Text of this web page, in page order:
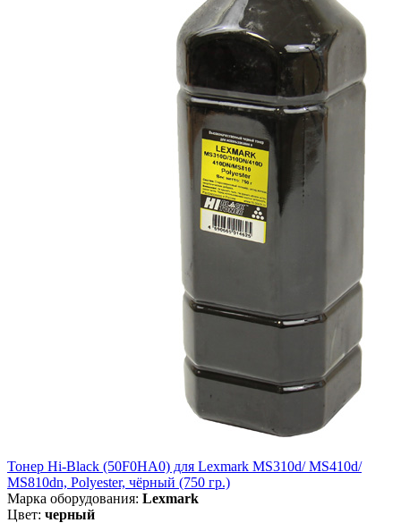
Тонер Hi-Black (50F0HA0) для Lexmark MS310d/ MS410d/
MS810dn, Polyester, чёрный (750 гр.)
Марка оборудования: Lexmark
Цвет: черный